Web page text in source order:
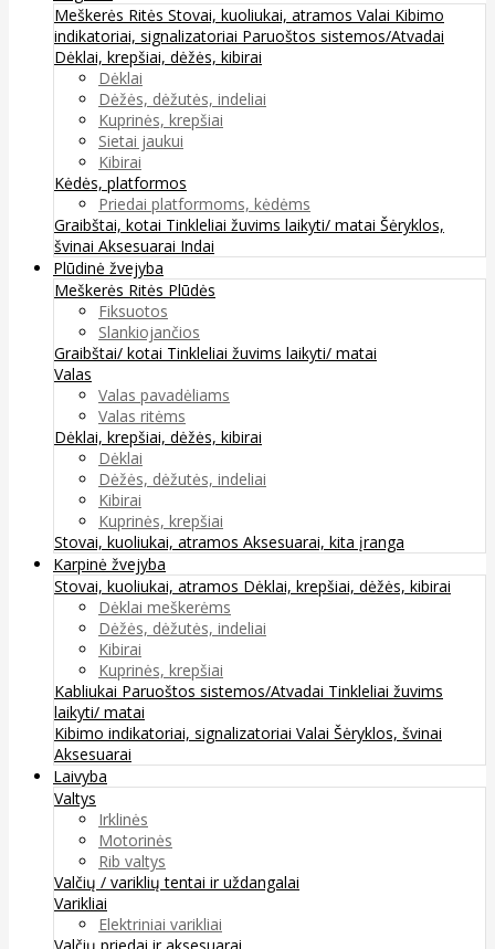
Meškerės Ritės Stovai, kuoliukai, atramos Valai Kibimo
indikatoriai, signalizatoriai Paruoštos sistemos/Atvadai
Dėklai, krepšiai, dėžės, kibirai
Dėklai
Dėžės, dėžutės, indeliai
Kuprinės, krepšiai
Sietai jaukui
Kibirai
Kėdės, platformos
Priedai platformoms, kėdėms
Graibštai, kotai Tinkleliai žuvims laikyti/ matai Šėryklos,
švinai Aksesuarai Indai
Plūdinė žvejyba
Meškerės Ritės Plūdės
Fiksuotos
Slankiojančios
Graibštai/ kotai Tinkleliai žuvims laikyti/ matai
Valas
Valas pavadėliams
Valas ritėms
Dėklai, krepšiai, dėžės, kibirai
Dėklai
Dėžės, dėžutės, indeliai
Kibirai
Kuprinės, krepšiai
Stovai, kuoliukai, atramos Aksesuarai, kita įranga
Karpinė žvejyba
Stovai, kuoliukai, atramos Dėklai, krepšiai, dėžės, kibirai
Dėklai meškerėms
Dėžės, dėžutės, indeliai
Kibirai
Kuprinės, krepšiai
Kabliukai Paruoštos sistemos/Atvadai Tinkleliai žuvims
laikyti/ matai
Kibimo indikatoriai, signalizatoriai Valai Šėryklos, švinai
Aksesuarai
Laivyba
Valtys
Irklinės
Motorinės
Rib valtys
Valčių / variklių tentai ir uždangalai
Varikliai
Elektriniai varikliai
Valčių priedai ir aksesuarai